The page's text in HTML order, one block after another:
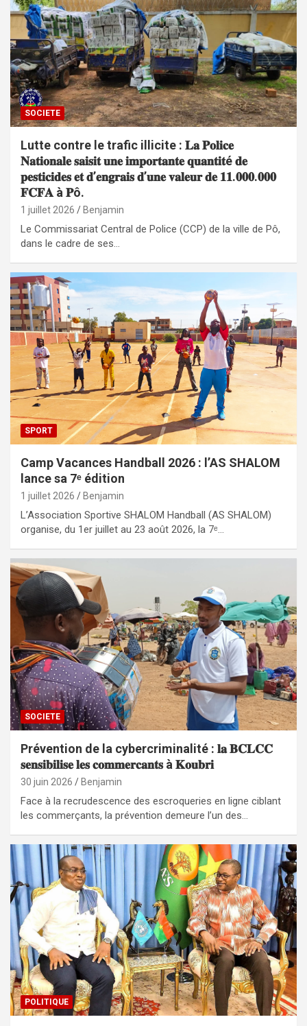
SOCIETE
Lutte contre le trafic illicite : 𝐋𝐚 𝐏𝐨𝐥𝐢𝐜𝐞
𝐍𝐚𝐭𝐢𝐨𝐧𝐚𝐥𝐞 𝐬𝐚𝐢𝐬𝐢𝐭 𝐮𝐧𝐞 𝐢𝐦𝐩𝐨𝐫𝐭𝐚𝐧𝐭𝐞 𝐪𝐮𝐚𝐧𝐭𝐢𝐭é 𝐝𝐞
𝐩𝐞𝐬𝐭𝐢𝐜𝐢𝐝𝐞𝐬 𝐞𝐭 𝐝’𝐞𝐧𝐠𝐫𝐚𝐢𝐬 𝐝’𝐮𝐧𝐞 𝐯𝐚𝐥𝐞𝐮𝐫 𝐝𝐞 𝟏𝟏.𝟎𝟎𝟎.𝟎𝟎𝟎
𝐅𝐂𝐅𝐀 à 𝐏ô.
1 juillet 2026 Benjamin
Le Commissariat Central de Police (CCP) de la ville de Pô,
dans le cadre de ses…
SPORT
Camp Vacances Handball 2026 : l’AS SHALOM
lance sa 7ᵉ édition
1 juillet 2026 Benjamin
L’Association Sportive SHALOM Handball (AS SHALOM)
organise, du 1er juillet au 23 août 2026, la 7ᵉ…
SOCIETE
Prévention de la cybercriminalité : 𝐥𝐚 𝐁𝐂𝐋𝐂𝐂
𝐬𝐞𝐧𝐬𝐢𝐛𝐢𝐥𝐢𝐬𝐞 𝐥𝐞𝐬 𝐜𝐨𝐦𝐦𝐞𝐫𝐜𝐚𝐧𝐭𝐬 à 𝐊𝐨𝐮𝐛𝐫𝐢
30 juin 2026 Benjamin
Face à la recrudescence des escroqueries en ligne ciblant
les commerçants, la prévention demeure l’un des…
POLITIQUE